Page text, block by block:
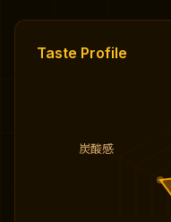
Taste Profile
炭酸感